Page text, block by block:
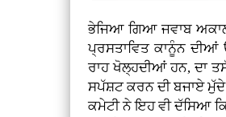
ਭੇਜਿਆ ਗਿਆ ਜਵਾਬ
ਪ੍ਰਸਤਾਵਿਤ ਕਾਨੂੰਨ ਦੀਆਂ
ਰਾਹ ਖੋਲ੍ਹਦੀਆਂ ਹਨ, ਦਾ
ਸਪੱਸ਼ਟ ਕਰਨ ਦੀ ਬਜਾਏ ਮੁੱਦੇ
ਕਮੇਟੀ ਨੇ ਇਹ ਵੀ ਦੱਸਿਆ